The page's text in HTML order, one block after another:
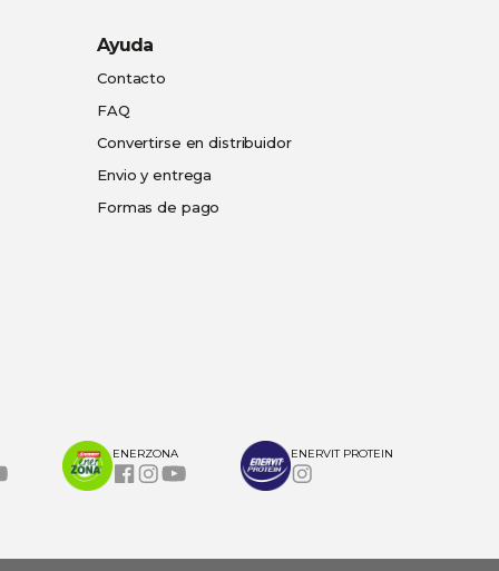
Ayuda
Contacto
FAQ
Convertirse en distribuidor
Envio y entrega
Formas de pago
ENERZONA ENERVIT PROTEIN